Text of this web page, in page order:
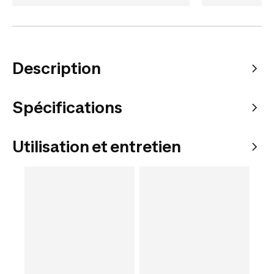
Description
Spécifications
Utilisation et entretien